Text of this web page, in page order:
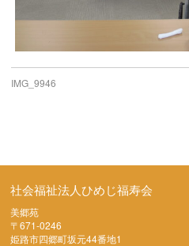
IMG_9946
社会福祉法人ひめじ福寿会
美郷苑
〒671-0246
姫路市四郷町坂元44番地1